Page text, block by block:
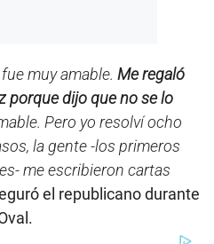
muy amable. Me regaló
porque dijo que no se lo
Pero yo resolví ocho
la gente -los primeros
me escribieron cartas
el republicano durante